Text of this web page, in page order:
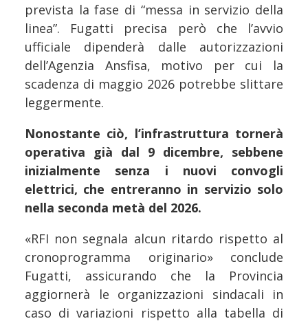
prevista la fase di “messa in servizio della
linea”. Fugatti precisa però che l’avvio
ufficiale dipenderà dalle autorizzazioni
dell’Agenzia Ansfisa, motivo per cui la
scadenza di maggio 2026 potrebbe slittare
leggermente.
Nonostante ciò, l’infrastruttura tornerà
operativa già dal 9 dicembre, sebbene
inizialmente senza i nuovi convogli
elettrici, che entreranno in servizio solo
nella seconda metà del 2026.
«RFI non segnala alcun ritardo rispetto al
cronoprogramma originario» conclude
Fugatti, assicurando che la Provincia
aggiornerà le organizzazioni sindacali in
caso di variazioni rispetto alla tabella di